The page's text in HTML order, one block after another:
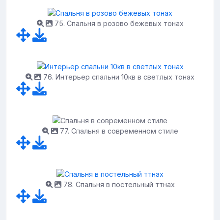
75. Спальня в розово бежевых тонах
76. Интерьер спальни 10кв в светлых тонах
77. Спальня в современном стиле
78. Спальня в постельный ттнах